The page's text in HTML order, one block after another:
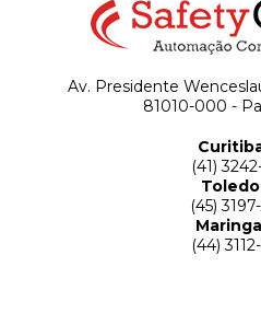
Av. Presidente
81010-000 -
(41)
(45)
(44)